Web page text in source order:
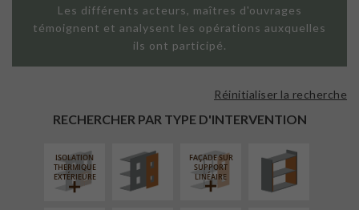
Les différents acteurs, maîtres d'ouvrages
témoignent et analysent les opérations auxquelles
ils ont participé.
RECHERCHER PAR TYPE D'INTERVENTION
Réinitialiser la recherche
ISOLATION
THERMIQUE
EXTÉRIEURE
FAÇADE SUR
SUPPORT
LINÉAIRE
ISOLATION
INTÉRIEURE
RÉAMÉNAGEMENT
INTÉRIEUR
SURÉLÉVATION
EXTENSION